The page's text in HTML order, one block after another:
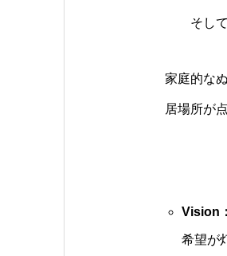
そして
家庭的な
居場所が
Vision：
希望が